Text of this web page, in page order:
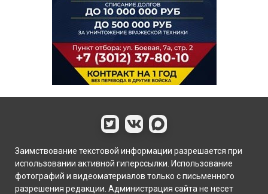
Заимствование текстовой информации разрешается при
использовании активной гиперссылки. Использование
фотографий и видеоматериалов только с письменного
разрешения редакции. Администрация сайта не несет